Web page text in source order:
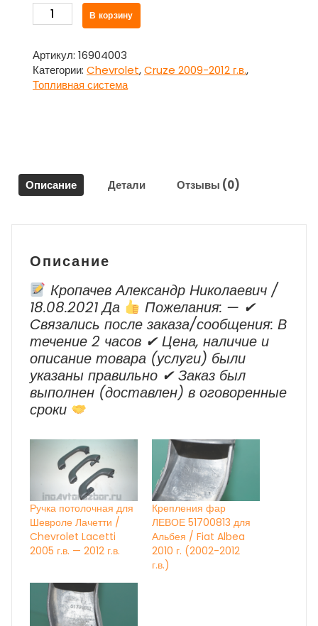
Количество
товара
топливный
(бензобак)
для
2009-
2012
В корзину
Артикул: 16904003
Категории: Chevrolet,Cruze 2009-2012 г.в.,
Топливная система
Описание Детали Отзывы (0)
Описание
Кропачев Александр Николаевич /
18.08.2021 Да
Пожелания: — ✔
Cвязались после заказа/сообщения: В
течение 2 часов ✔ Цена, наличие и
описание товара (услуги) были
указаны правильно ✔ Заказ был
выполнен (доставлен) в оговоренные
сроки
Ручка потолочная для
Шевроле Лачетти /
Chevrolet Lacetti
2005 г.в. — 2012 г.в.
Крепления фар
ЛЕВОЕ 51700813 для
Альбея / Fiat Albea
2010 г. (2002-2012
г.в.)